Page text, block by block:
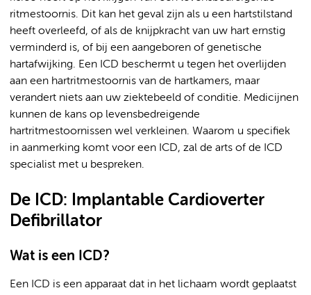
ritmestoornis. Dit kan het geval zijn als u een hartstilstand
heeft overleefd, of als de knijpkracht van uw hart ernstig
verminderd is, of bij een aangeboren of genetische
hartafwijking. Een ICD beschermt u tegen het overlijden
aan een hartritmestoornis van de hartkamers, maar
verandert niets aan uw ziektebeeld of conditie. Medicijnen
kunnen de kans op levensbedreigende
hartritmestoornissen wel verkleinen. Waarom u specifiek
in aanmerking komt voor een ICD, zal de arts of de ICD
specialist met u bespreken.
De ICD: Implantable Cardioverter
Defibrillator
Wat is een ICD?
Een ICD is een apparaat dat in het lichaam wordt geplaatst